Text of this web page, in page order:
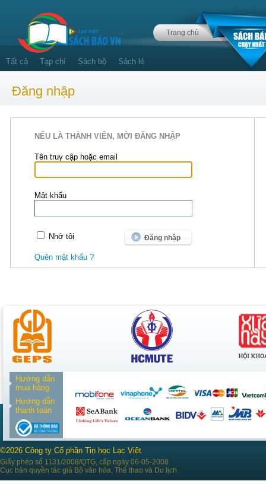
Trang chủ
Tất cả Tạp chí Sách bộ Sách lẻ
Đăng nhập
NẾU LÀ THÀNH VIÊN, MỜI ĐĂNG NHẬP
Tên truy cập hoặc email
Mật khẩu
Nhớ tôi
Quên mật khẩu ?
Hướng dẫn
mua hàng
Hướng dẫn
thanh toán
©2026 Công ty Cổ phần Tin học Lạc Việt
Giấy phép số 1131/2008/QTG, cấp ngày 06-05-2008
Cục bản quyền tác giả Bộ văn hóa, Thể thao và Du lịch